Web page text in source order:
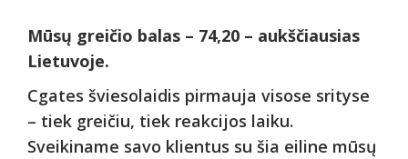
Mūsų greičio balas – 74,20 – aukščiausias
Lietuvoje.
Cgates šviesolaidis pirmauja visose srityse
– tiek greičiu, tiek reakcijos laiku.
Sveikiname savo klientus su šia eiline mūsų